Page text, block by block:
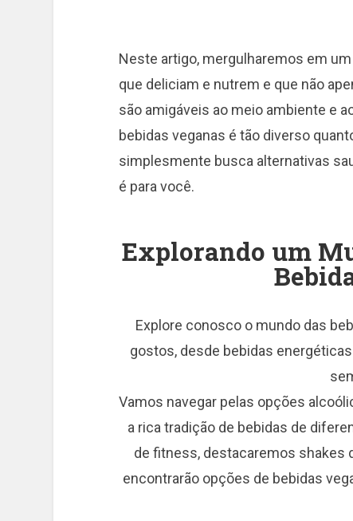
Neste artigo, mergulharemos em
que deliciam e nutrem e que não
são amigáveis ao meio ambiente e
bebidas veganas é tão diverso
simplesmente busca alternativas
é para você.
Explorando um
Explore conosco o mundo das
gostos, desde bebidas
Vamos navegar pelas opções
a rica tradição de bebidas de
de fitness, destacaremos shakes
encontrarão opções de bebidas